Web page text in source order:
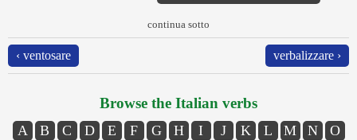
continua sotto
‹ ventosare verbalizzare ›
Browse the Italian verbs
A B C D E F G H I J K L M N
O